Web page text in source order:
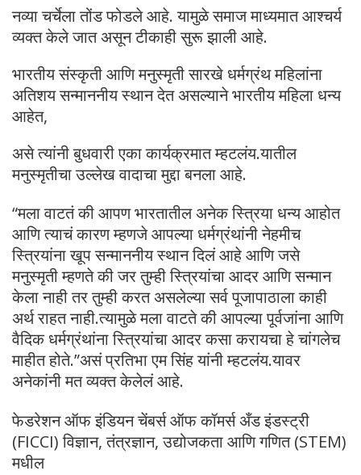
नव्या चर्चेला तोंड फोडले आहे. यामुळे समाज माध्यमात आश्चर्य
व्यक्त केले जात असून टीकाही सुरू झाली आहे.
भारतीय संस्कृती आणि मनुस्मृती सारखे धर्मग्रंथ महिलांना
अतिशय सन्माननीय स्थान देत असल्याने भारतीय महिला धन्य
आहेत,
असे त्यांनी बुधवारी एका कार्यक्रमात म्हटलंय.यातील
मनुस्मृतीचा उल्लेख वादाचा मुद्दा बनला आहे.
“मला वाटतं की आपण भारतातील अनेक स्त्रिया धन्य आहोत
आणि त्याचं कारण म्हणजे आपल्या धर्मग्रंथांनी नेहमीच
स्त्रियांना खूप सन्माननीय स्थान दिलं आहे आणि जसे
मनुस्मृती म्हणते की जर तुम्ही स्त्रियांचा आदर आणि सन्मान
केला नाही तर तुम्ही करत असलेल्या सर्व पूजापाठाला काही
अर्थ राहत नाही.त्यामुळे मला वाटते की आपल्या पूर्वजांना आणि
वैदिक धर्मग्रंथांना स्त्रियांचा आदर कसा करायचा हे चांगलेच
माहीत होते.”असं प्रतिभा एम सिंह यांनी म्हटलंय.यावर
अनेकांनी मत व्यक्त केलेलं आहे.
फेडरेशन ऑफ इंडियन चेंबर्स ऑफ कॉमर्स अँड इंडस्ट्री
(FICCI) विज्ञान, तंत्रज्ञान, उद्योजकता आणि गणित (STEM)
मधील